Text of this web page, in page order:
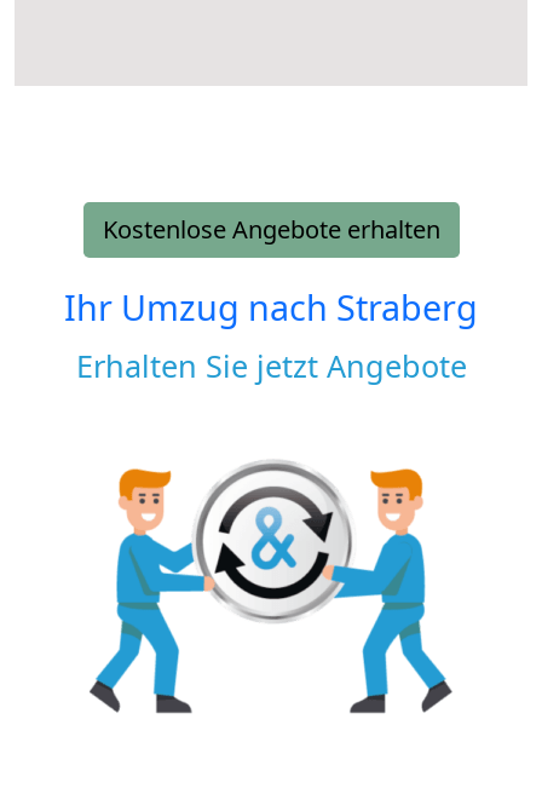
Kostenlose Angebote erhalten
Ihr Umzug nach Straberg
Erhalten Sie jetzt Angebote